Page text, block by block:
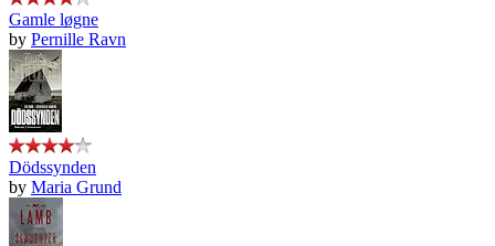
Gamle løgne
by Pernille Ravn
Dödssynden
by Maria Grund